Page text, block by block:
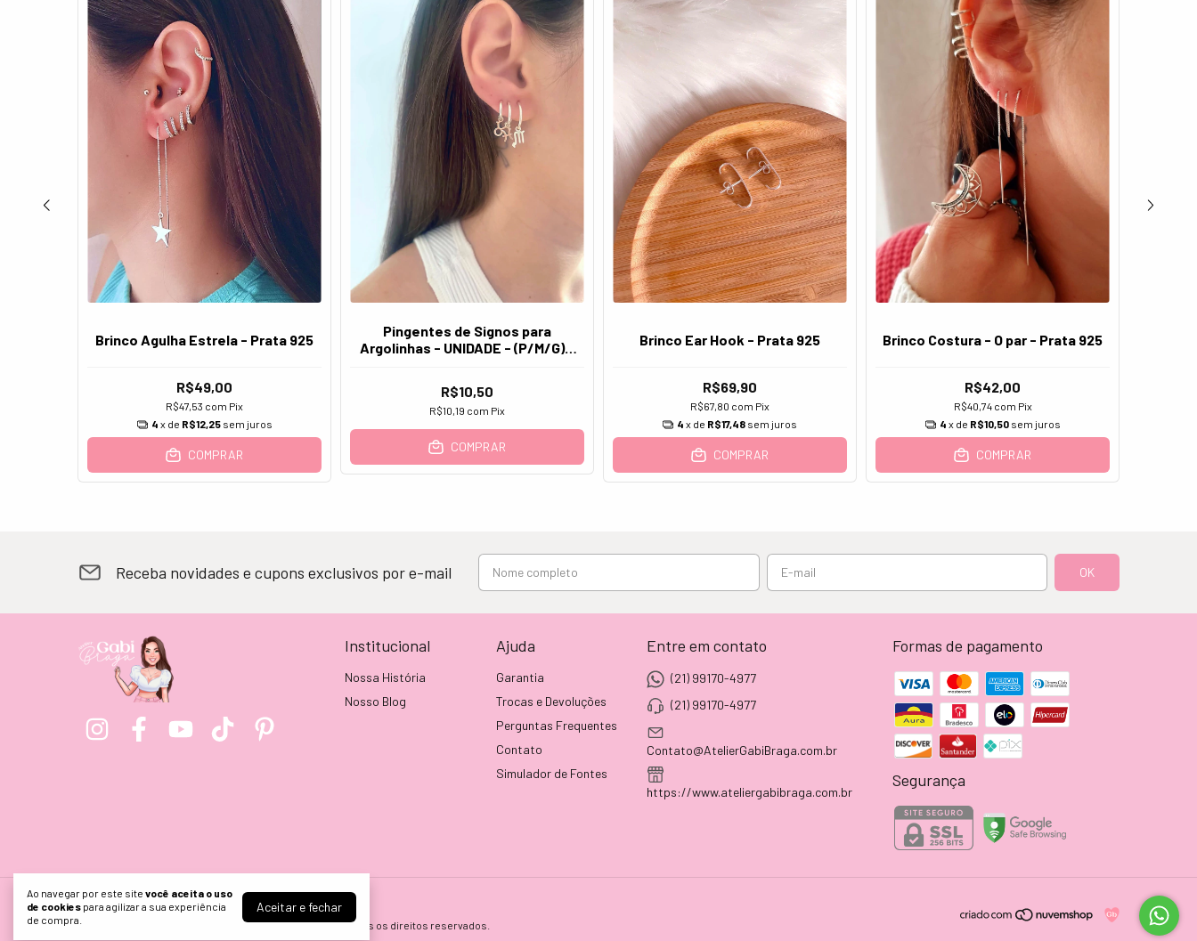
Ao navegar por este site você aceita o uso
de cookies para agilizar a sua experiência
de compra.
Aceitar e fechar
Brinco Agulha Estrela - Prata 925
R$49,00
R$47,53 com Pix
4 x de R$12,25 sem juros
COMPRAR
Pingentes de Signos para
Argolinhas - UNIDADE - (P/M/G) -
R$10,50
R$10,19 com Pix
COMPRAR
Brinco Ear Hook - Prata 925
R$69,90
R$67,80 com Pix
4 x de R$17,48 sem juros
COMPRAR
Brinco Costura - O par - Prata 925
R$42,00
R$40,74 com Pix
4 x de R$10,50 sem juros
COMPRAR
Receba novidades e cupons exclusivos por e-mail
Institucional
Nossa História
Nosso Blog
Ajuda
Garantia
Trocas e Devoluções
Perguntas Frequentes
Contato
Simulador de Fontes
Entre em contato
(21) 99170-4977
(21) 99170-4977
Contato@AtelierGabiBraga.com.br
https://www.ateliergabibraga.com.br
Formas de pagamento
Segurança
Atelier Gabi Braga
©2026. ATELIER GABI BRAGA EIRELI - 24628199000165. Todos os direitos reservados.